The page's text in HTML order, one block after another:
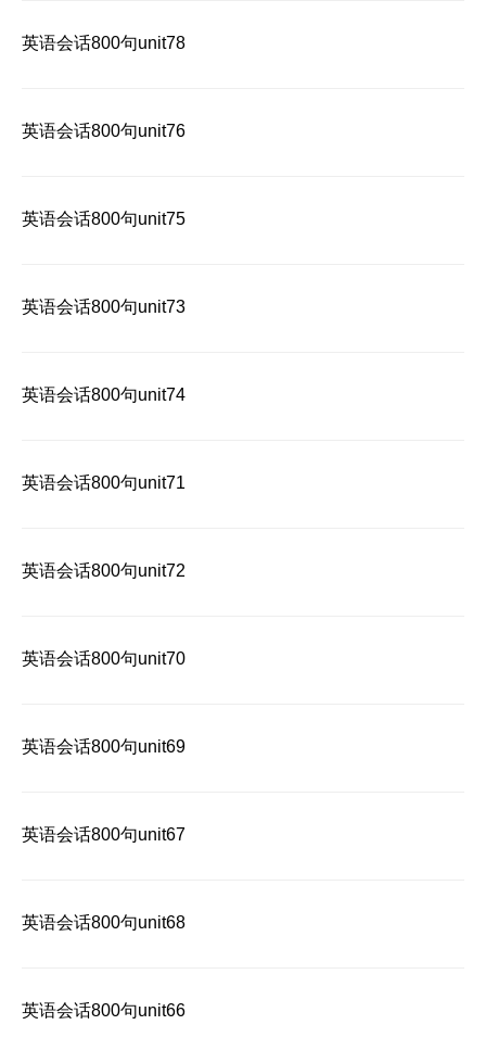
英语会话800句unit78
英语会话800句unit76
英语会话800句unit75
英语会话800句unit73
英语会话800句unit74
英语会话800句unit71
英语会话800句unit72
英语会话800句unit70
英语会话800句unit69
英语会话800句unit67
英语会话800句unit68
英语会话800句unit66